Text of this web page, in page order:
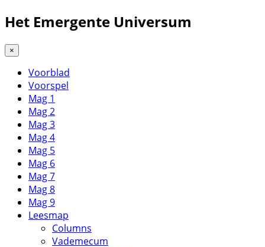
Het Emergente Universum
×
Voorblad
Voorspel
Mag 1
Mag 2
Mag 3
Mag 4
Mag 5
Mag 6
Mag 7
Mag 8
Mag 9
Leesmap
Columns
Vademecum